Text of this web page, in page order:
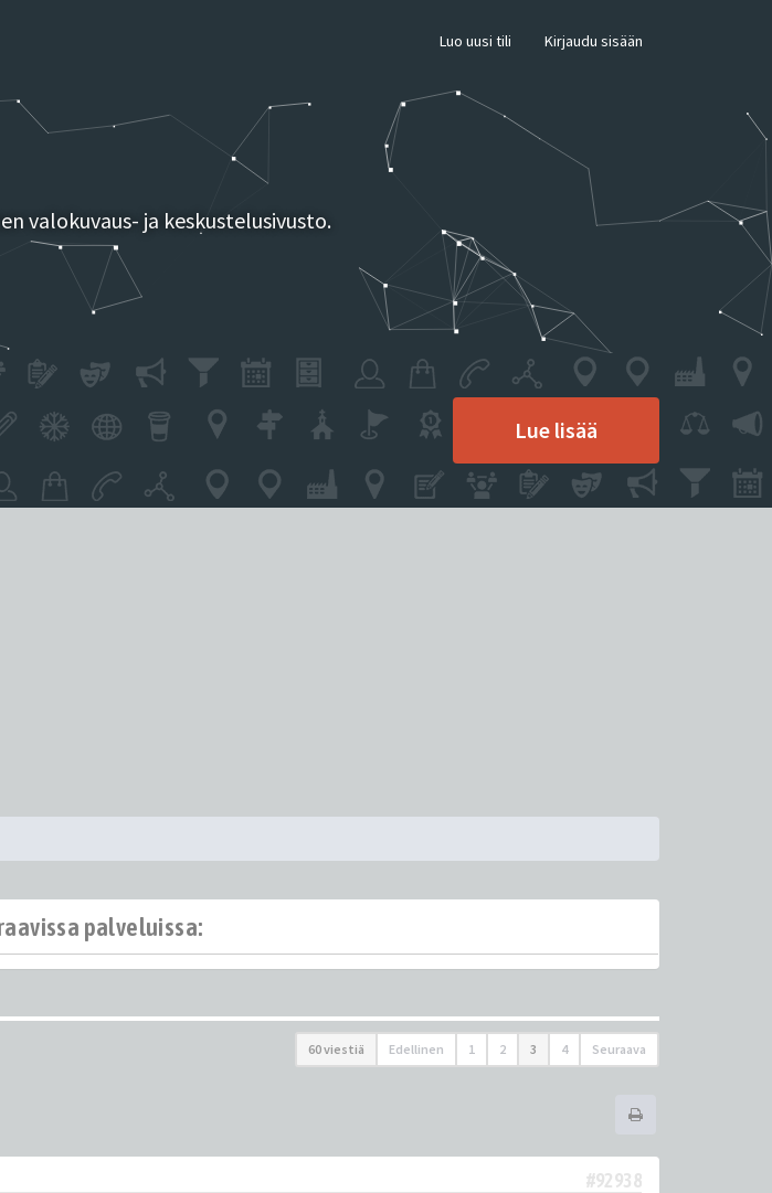
Luo uusi tili Kirjaudu sisään
valokuvaus- ja keskustelusivusto.
Lue lisää
palveluissa:
60 viestiä Edellinen 1 2 3 4 Seuraava
#92938